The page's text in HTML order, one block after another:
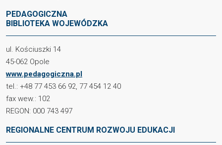
PEDAGOGICZNA
BIBLIOTEKA WOJEWÓDZKA
ul. Kościuszki 14
45-062 Opole
www.pedagogiczna.pl
tel.: +48 77 453 66 92, 77 454 12 40
fax wew.: 102
REGON: 000 743 497
REGIONALNE CENTRUM ROZWOJU EDUKACJI